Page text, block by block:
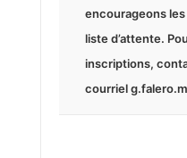
encourageons les
liste d’attente.
inscriptions,
courriel